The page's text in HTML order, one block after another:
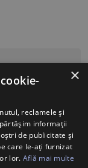
×
reclamele și
informații
de publicitate și
care le-ați furnizat
lor. Află mai multe